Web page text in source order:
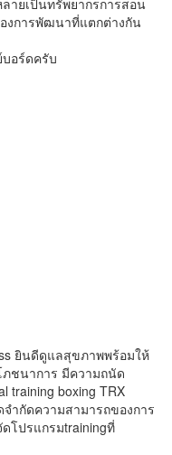
ายเป็นทรัพยากรการสอน
งการพัฒนาที่แตกต่างกัน
อร์ดครับ
ยินดีดูแลสุขภาพพร้อมให้
ภชนาการ มีความถนัด
training boxing TRX
จำกัดความสามารถของการ
ดโปรแกรมtrainingที่